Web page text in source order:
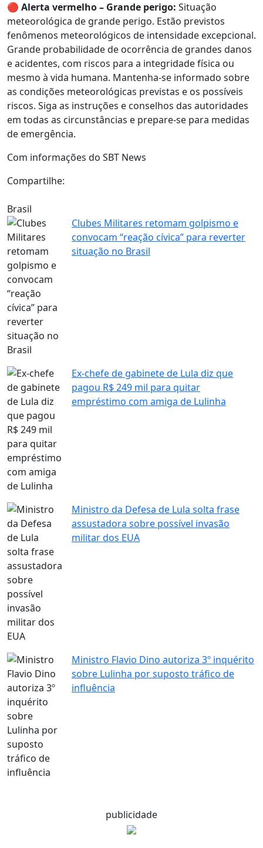
🔴 Alerta vermelho – Grande perigo: Situação
meteorológica de grande perigo. Estão previstos
fenômenos meteorológicos de intensidade excepcional.
Grande probabilidade de ocorrência de grandes danos
e acidentes, com riscos para a integridade física ou
mesmo à vida humana. Mantenha-se informado sobre
as condições meteorológicas previstas e os possíveis
riscos. Siga as instruções e conselhos das autoridades
em todas as circunstâncias e prepare-se para medidas
de emergência.
Com informações do SBT News
Compartilhe:
Brasil
Clubes Militares retomam golpismo e
convocam “reação cívica” para reverter
situação no Brasil
Ex-chefe de gabinete de Lula diz que
pagou R$ 249 mil para quitar
empréstimo com amiga de Lulinha
Ministro da Defesa de Lula solta frase
assustadora sobre possível invasão
militar dos EUA
Ministro Flavio Dino autoriza 3º inquérito
sobre Lulinha por suposto tráfico de
influência
publicidade